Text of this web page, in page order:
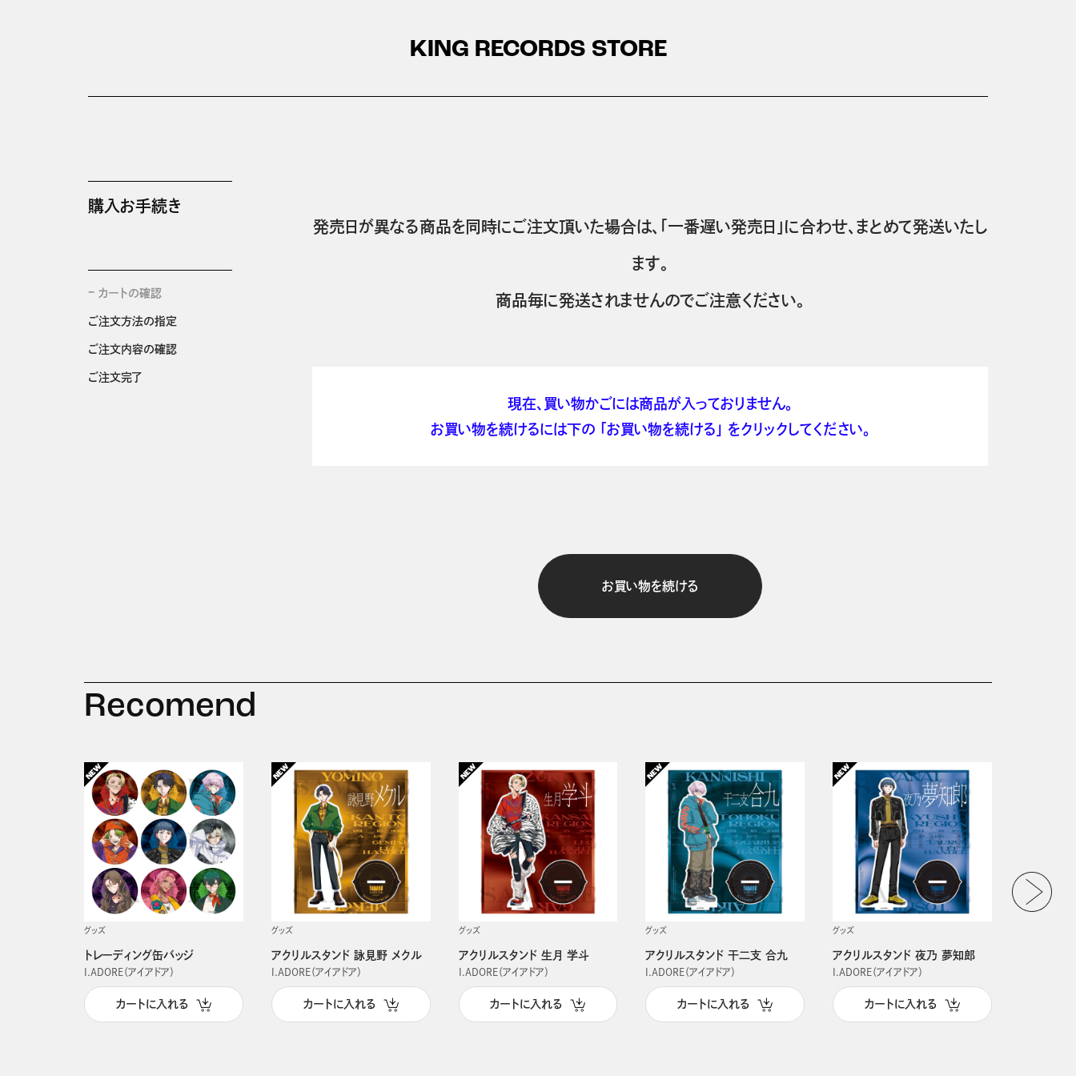
KING RECORDS STORE
購入お手続き
カートの確認
ご注文方法の指定
ご注文内容の確認
ご注文完了
発売日が異なる商品を同時にご注文頂いた場合は、「一番遅い発売日」に合わせ、まとめて発送いたし
ます。
商品毎に発送されませんのでご注意ください。
現在、買い物かごには商品が入っておりません。
お買い物を続けるには下の 「お買い物を続ける」 をクリックしてください。
お買い物を続ける
Recomend
グッズ
トレーディング缶バッジ
I.ADORE（アイアドア）
カートに入れる
グッズ
アクリルスタンド 詠見野 メクル
I.ADORE（アイアドア）
カートに入れる
グッズ
アクリルスタンド 生月 学斗
I.ADORE（アイアドア）
カートに入れる
グッズ
アクリルスタンド 干二支 合九
I.ADORE（アイアドア）
カートに入れる
グッズ
アクリルスタンド 夜乃 夢知郎
I.ADORE（アイアドア）
カートに入れる